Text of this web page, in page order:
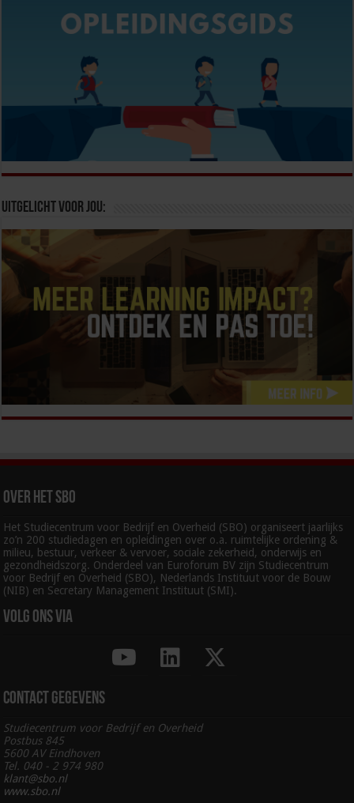
Uitgelicht voor jou:
Over het SBO
Het Studiecentrum voor Bedrijf en Overheid (SBO) organiseert jaarlijks
zo’n 200 studiedagen en opleidingen over o.a. ruimtelijke ordening &
milieu, bestuur, verkeer & vervoer, sociale zekerheid, onderwijs en
gezondheidszorg. Onderdeel van Euroforum BV zijn Studiecentrum
voor Bedrijf en Overheid (SBO), Nederlands Instituut voor de Bouw
(NIB) en Secretary Management Instituut (SMI).
Volg ons via
Contact gegevens
Studiecentrum voor Bedrijf en Overheid
Postbus 845
5600 AV Eindhoven
Tel. 040 - 2 974 980
klant@sbo.nl
www.sbo.nl